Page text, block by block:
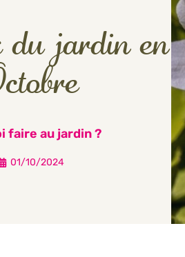
jardin en
faire au jardin ?
01/10/2024